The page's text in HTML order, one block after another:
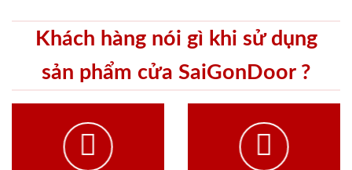
Khách hàng nói gì khi sử dụng
sản phẩm cửa SaiGonDoor ?